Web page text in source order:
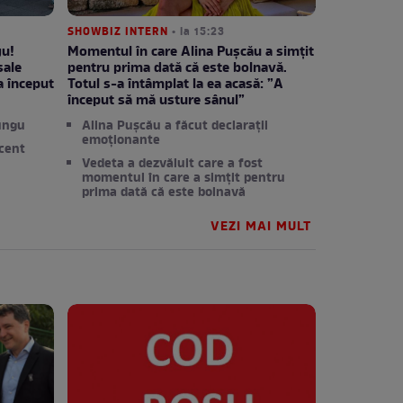
început
SHOWBIZ INTERN • la 15:23
Momentul în care Alina Pușcău a simțit
pentru prima dată că este bolnavă.
Totul s-a întâmplat la ea acasă: ”A
început să mă usture sânul”
Alina Pușcău a făcut declarații
emoționante
Vedeta a dezvăluit care a fost
momentul în care a simțit pentru
prima dată că este bolnavă
VEZI MAI MULT